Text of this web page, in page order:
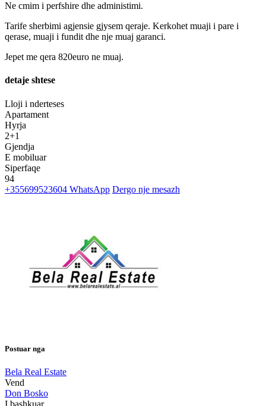
Ne cmim i perfshire dhe administimi.
Tarife sherbimi agjensie gjysem qeraje. Kerkohet muaji i pare i
qerase, muaji i fundit dhe nje muaj garanci.
Jepet me qera 820euro ne muaj.
detaje shtese
Lloji i nderteses
Apartament
Hyrja
2+1
Gjendja
E mobiluar
Siperfaqe
94
+355699523604 WhatsApp Dergo nje mesazh
Postuar nga
Bela Real Estate
Vend
Don Bosko
I bashkuar